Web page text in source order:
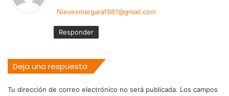
e
Nievesmargara1981@gmail.com
Responder
Deja una respuesta
Tu dirección de correo electrónico no será publicada. Los campos